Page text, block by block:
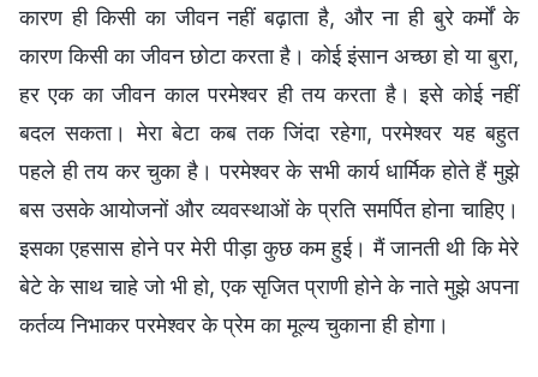
कारण ही किसी का जीवन नहीं बढ़ाता है, और ना ही बुरे कर्मों के
कारण किसी का जीवन छोटा करता है। कोई इंसान अच्छा हो या बुरा,
हर एक का जीवन काल परमेश्वर ही तय करता है। इसे कोई नहीं
बदल सकता। मेरा बेटा कब तक जिंदा रहेगा, परमेश्वर यह बहुत
पहले ही तय कर चुका है। परमेश्वर के सभी कार्य धार्मिक होते हैं मुझे
बस उसके आयोजनों और व्यवस्थाओं के प्रति समर्पित होना चाहिए।
इसका एहसास होने पर मेरी पीड़ा कुछ कम हुई। मैं जानती थी कि मेरे
बेटे के साथ चाहे जो भी हो, एक सृजित प्राणी होने के नाते मुझे अपना
कर्तव्य निभाकर परमेश्वर के प्रेम का मूल्य चुकाना ही होगा।